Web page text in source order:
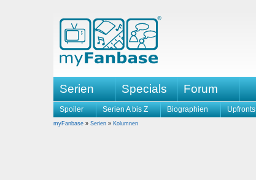
Serien Specials Forum
Spoiler Serien A bis Z Biographien Upfronts
myFanbase » Serien » Kolumnen